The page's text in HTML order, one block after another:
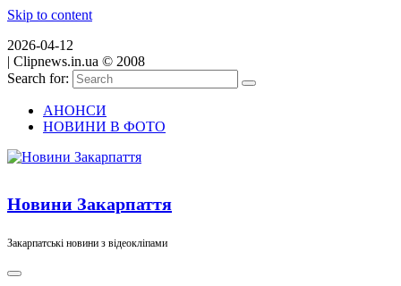
Skip to content
2026-04-12
| Clipnews.in.ua © 2008
Search for:
АНОНСИ
НОВИНИ В ФОТО
Новини Закарпаття
Закарпатські новини з відеокліпами